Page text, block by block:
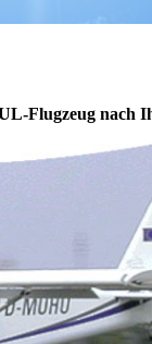
UL-Flugzeug